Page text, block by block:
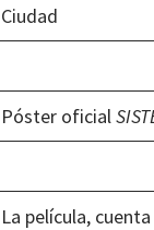
Ciudad
Póster oficial
La película,